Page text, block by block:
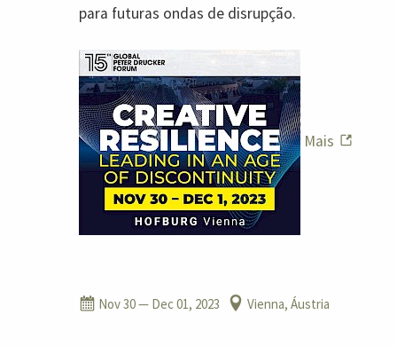
para futuras ondas de disrupção.
Mais
Nov 30— Dec 01, 2023 Vienna, Áustria